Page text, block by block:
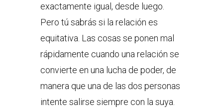
exactamente igual, desde luego.
Pero tú sabrás si la relación es
equitativa. Las cosas se ponen mal
rápidamente cuando una relación se
convierte en una lucha de poder, de
manera que una de las dos personas
intente salirse siempre con la suya.